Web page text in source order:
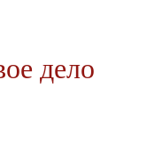
дело